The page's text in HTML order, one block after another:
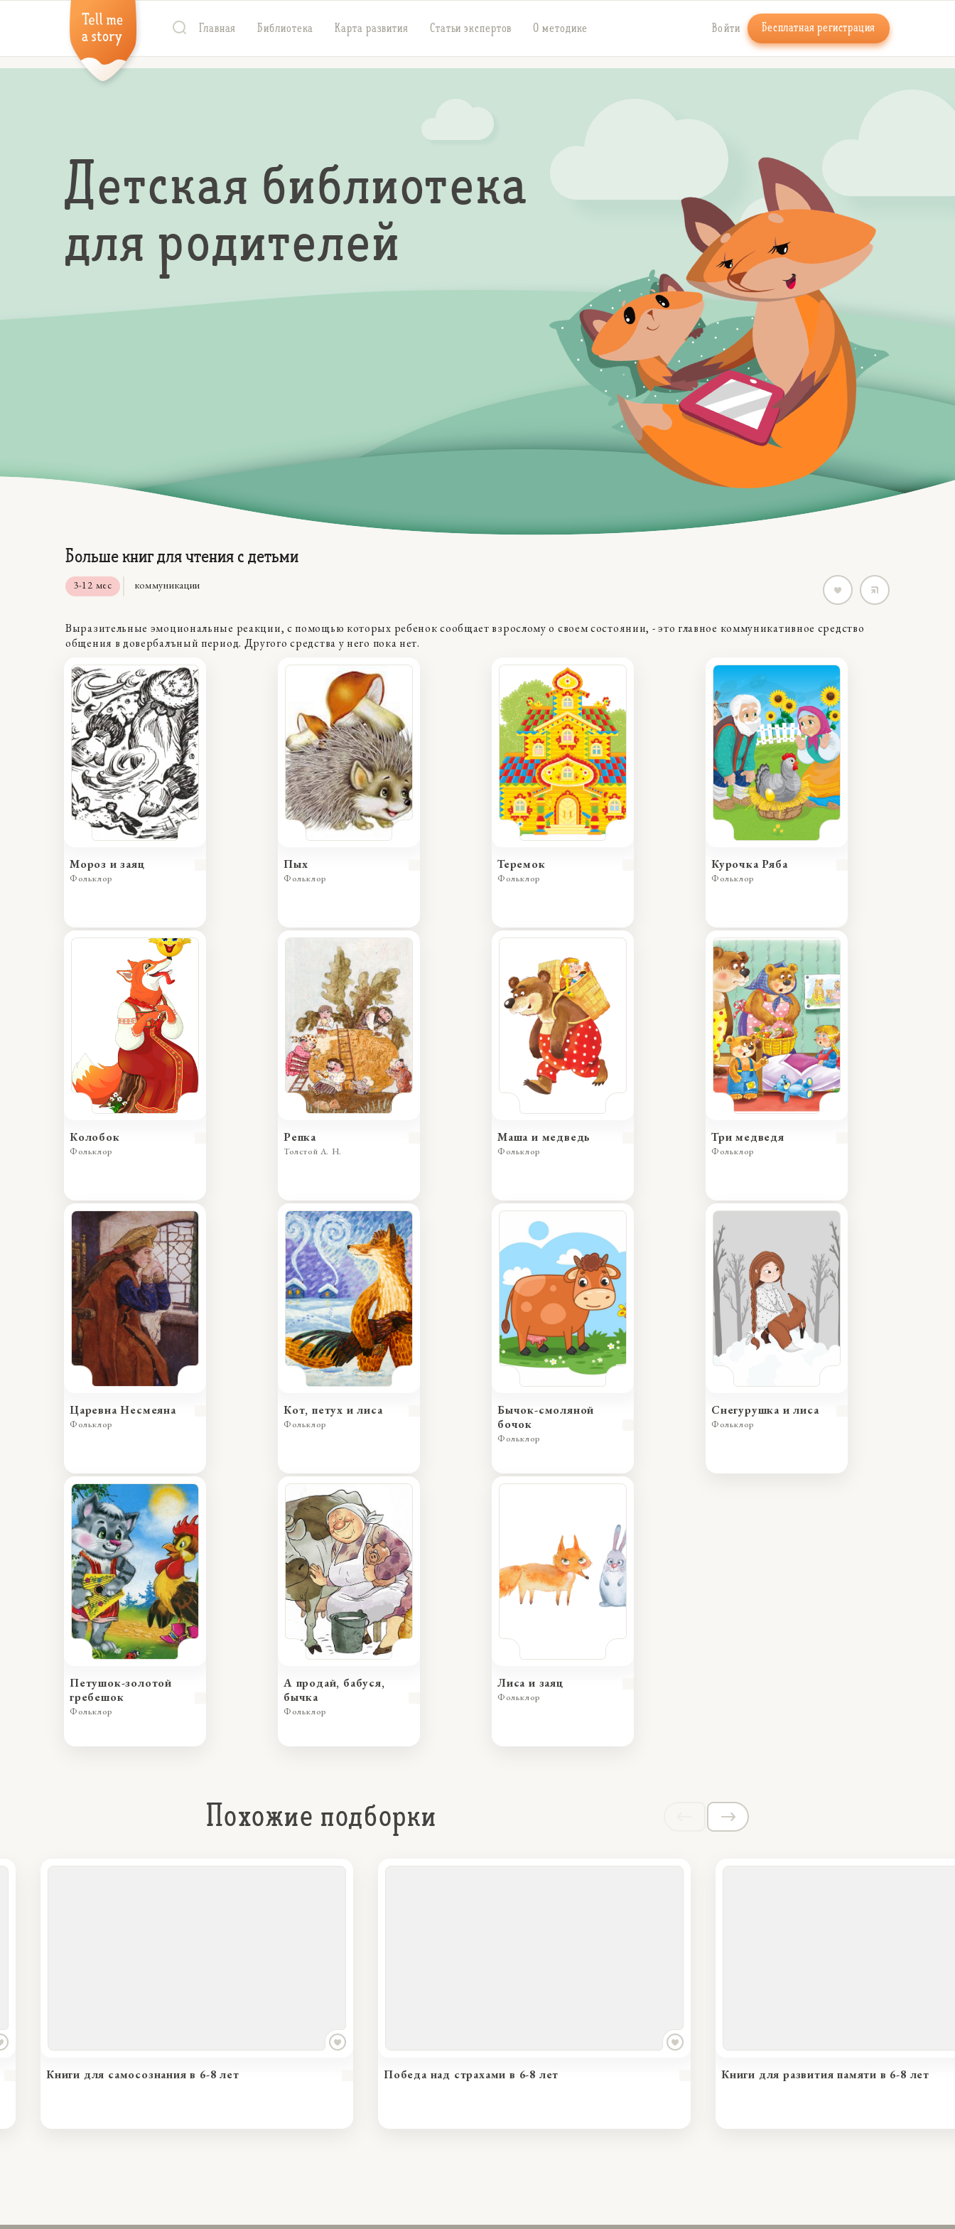
Главная Библиотека Карта развития Статьи экспертов О методике Войти Бесплатная регистрация
Детская библиотека
для родителей
Больше книг для чтения с детьми
3-12 мес коммуникации
Выразительные эмоциональные реакции, с помощью которых ребенок сообщает взрослому о своем состоянии, - это главное коммуникативное средство
общения в довербалъный период. Другого средства у него пока нет.
Мороз и заяц
Фольклор
Пых
Фольклор
Теремок
Фольклор
Курочка Ряба
Фольклор
Колобок
Фольклор
Репка
Толстой А. Н.
Маша и медведь
Фольклор
Три медведя
Фольклор
Царевна Несмеяна
Фольклор
Кот, петух и лиса
Фольклор
Бычок-смоляной
бочок
Фольклор
Снегурушка и лиса
Фольклор
Петушок-золотой
гребешок
Фольклор
А продай, бабуся,
бычка
Фольклор
Лиса и заяц
Фольклор
Похожие подборки
Победа над страхами в 6-8 лет Книги для развития памяти в 6-8 лет Книги на мышление дошкольников